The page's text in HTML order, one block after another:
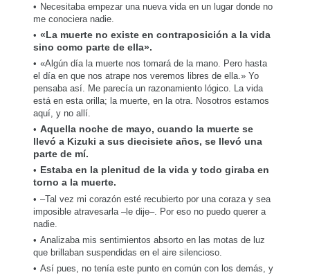
Necesitaba empezar una nueva vida en un lugar donde no
me conociera nadie.
«La muerte no existe en contraposición a la vida
sino como parte de ella».
«Algún día la muerte nos tomará de la mano. Pero hasta
el día en que nos atrape nos veremos libres de ella.» Yo
pensaba así. Me parecía un razonamiento lógico. La vida
está en esta orilla; la muerte, en la otra. Nosotros estamos
aquí, y no allí.
Aquella noche de mayo, cuando la muerte se
llevó a Kizuki a sus diecisiete años, se llevó una
parte de mí.
Estaba en la plenitud de la vida y todo giraba en
torno a la muerte.
–Tal vez mi corazón esté recubierto por una coraza y sea
imposible atravesarla –le dije–. Por eso no puedo querer a
nadie.
Analizaba mis sentimientos absorto en las motas de luz
que brillaban suspendidas en el aire silencioso.
Así pues, no tenía este punto en común con los demás, y